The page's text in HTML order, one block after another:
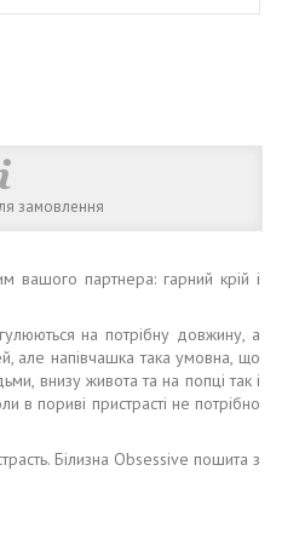
замовлення
партнера: гарний крій і
на потрібну довжину, а
але напівчашка така умовна, що
внизу живота та на попці так і
в пориві пристрасті не потрібно
Білизна Obsessive пошита з